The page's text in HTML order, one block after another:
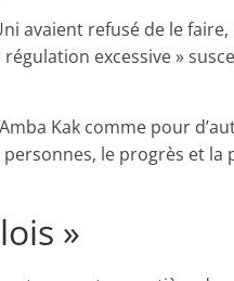
avaient refusé de le
excessive »
Kak comme pour
personnes, le progrès et
»